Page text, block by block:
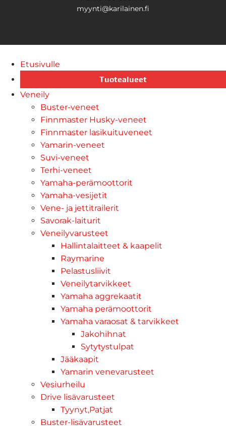
myynti@karilainen.fi
Etusivulle
Tuotealueet
Veneily
Buster-veneet
Finnmaster Husky-veneet
Finnmaster lasikuituveneet
Yamarin-veneet
Suvi-veneet
Terhi-veneet
Yamaha-perämoottorit
Yamaha-vesijetit
Vene- ja jettitrailerit
Savorak-laiturit
Veneilyvarusteet
Hallintalaitteet & kaapelit
Raymarine
Pelastusliivit
Veneilytarvikkeet
Yamaha aggrekaatit
Yamaha perämoottorit
Yamaha varaosat & tarvikkeet
Jakohihnat
Sytytystulpat
Jääkaapit
Yamarin venevarusteet
Vesiurheilu
Drive lisävarusteet
Tyynyt,Patjat
Buster-lisävarusteet